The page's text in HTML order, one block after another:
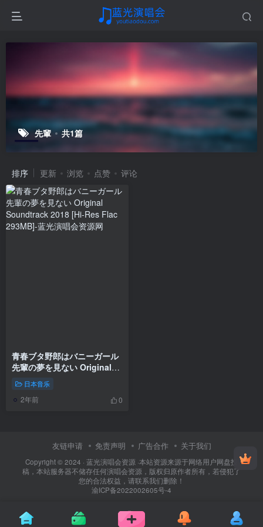
先輩 共1篇
排序 更新 浏览 点赞 评论
青春ブタ野郎はバニーガール
先輩の夢を見ない Original
Soundtrack 2018 [Hi-Res
Flac 293MB]
日本音乐
2年前 0
友链申请 免责声明 广告合作 关于我们
Copyright © 2024 · 蓝光演唱会资源 ·本站资源来源于网络用户网盘投
稿，本站服务器不储存任何演唱会资源，版权归原作者所有，若侵犯了
您的合法权益，请联系我们删除！
渝ICP备2022002605号-4